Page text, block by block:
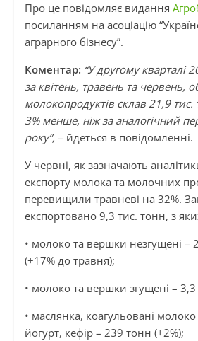
Про це повідомляє видання
посиланням на асоціацію
аграрного бізнесу”.
Коментар: “У другому кварталі
за квітень, травень та червень,
молокопродуктів склав 21,9
3% менше, ніж за аналогічний
року”, – йдеться в повідомленні.
У червні, як зазначають
експорту молока та молочних
перевищили травневі на 32%.
експортовано 9,3 тис. тонн, з
• молоко та вершки незгущені –
(+17% до травня);
• молоко та вершки згущені –
• маслянка, коагульовані
йогурт, кефір – 239 тонн (+2%);